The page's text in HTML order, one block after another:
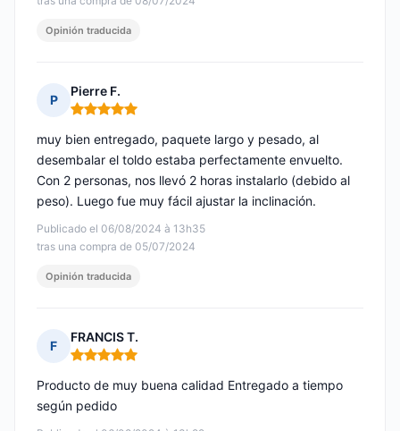
Opinión traducida
P
Pierre F.
Nota: 5 de 5
Publicado el 06/08/2024 à 13h35
tras una compra de 05/07/2024
muy bien entregado, paquete largo y pesado, al
desembalar el toldo estaba perfectamente envuelto.
Con 2 personas, nos llevó 2 horas instalarlo (debido al
peso). Luego fue muy fácil ajustar la inclinación.
Opinión traducida
F
FRANCIS T.
Nota: 5 de 5
Producto de muy buena calidad Entregado a tiempo
según pedido